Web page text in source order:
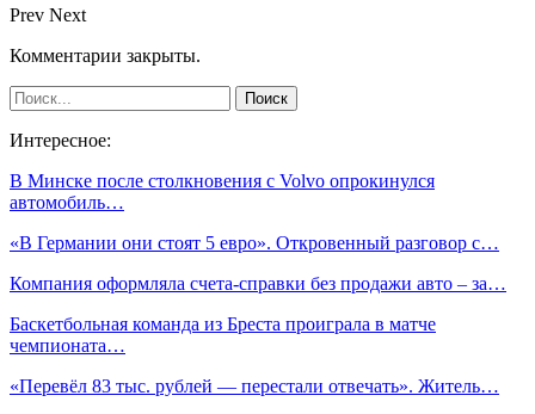
Prev Next
Комментарии закрыты.
Интересное:
В Минске после столкновения с Volvo опрокинулся
автомобиль…
«В Германии они стоят 5 евро». Откровенный разговор с…
Компания оформляла счета-справки без продажи авто – за…
Баскетбольная команда из Бреста проиграла в матче
чемпионата…
«Перевёл 83 тыс. рублей — перестали отвечать». Житель…